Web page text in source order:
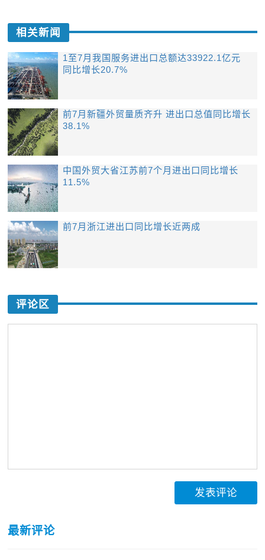
相关新闻
1至7月我国服务进出口总额达33922.1亿元
同比增长20.7%
前7月新疆外贸量质齐升 进出口总值同比增长
38.1%
中国外贸大省江苏前7个月进出口同比增长
11.5%
前7月浙江进出口同比增长近两成
评论区
发表评论
最新评论